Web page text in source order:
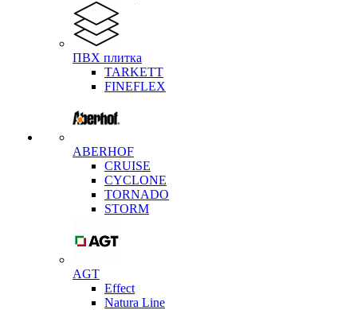
ПВХ плитка
TARKETT
FINEFLEX
ABERHOF
CRUISE
CYCLONE
TORNADO
STORM
AGT
Effect
Natura Line